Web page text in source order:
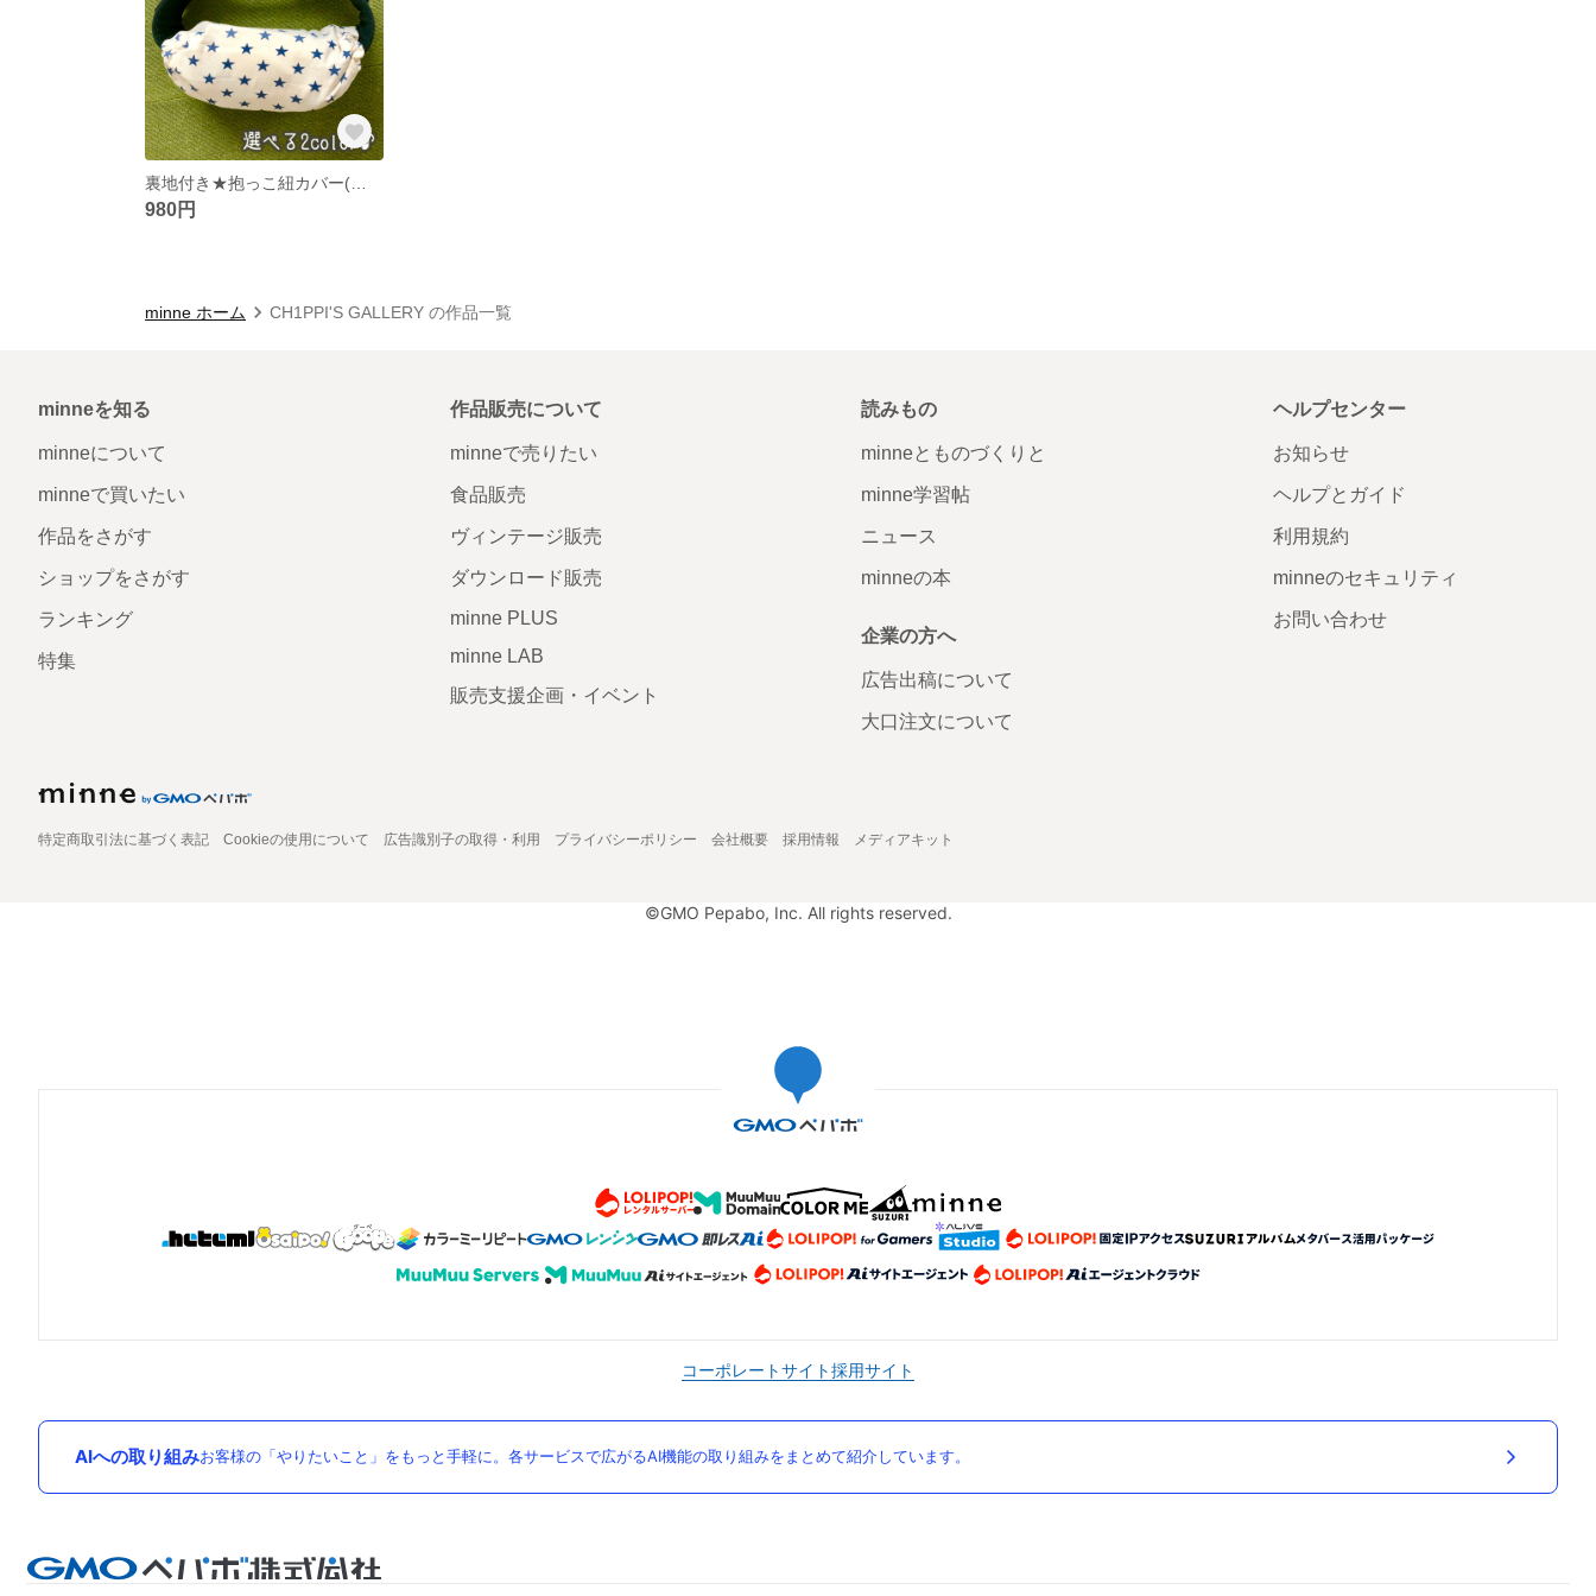
980円
minne ホーム CH1PPI'S GALLERY の作品一覧
minneを知る
minneについて
minneで買いたい
作品をさがす
ショップをさがす
ランキング
特集
作品販売について
minneで売りたい
食品販売
ヴィンテージ販売
ダウンロード販売
minne PLUS
minne LAB
販売支援企画・イベント
読みもの
minneとものづくりと
minne学習帖
ニュース
minneの本
企業の方へ
広告出稿について
大口注文について
ヘルプセンター
お知らせ
ヘルプとガイド
利用規約
minneのセキュリティ
お問い合わせ
特定商取引法に基づく表記 Cookieの使用について 広告識別子の取得・利用 プライバシーポリシー 会社概要 採用情報 メディアキット
©GMO Pepabo, Inc. All rights reserved.
コーポレートサイト採用サイト
AIへの取り組みお客様の「やりたいこと」をもっと手軽に。各サービスで広がるAI機能の取り組みをまとめて紹介しています。